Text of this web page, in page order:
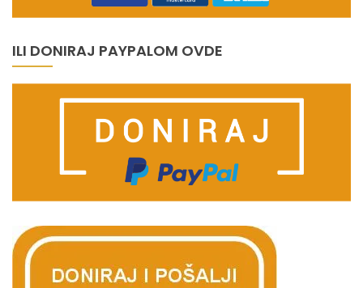
ILI DONIRAJ PAYPALOM OVDE